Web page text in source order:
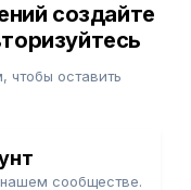
создайте
чтобы оставить
нашем сообществе.